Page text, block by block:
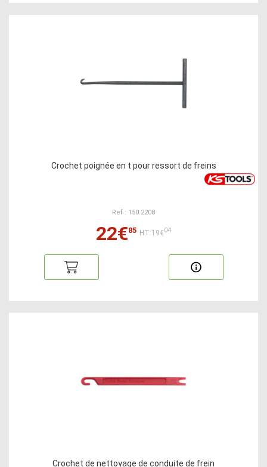
Crochet poignée en t pour ressort de freins
Ref : 150.2208
22€85 HT:19€04
Crochet de nettoyage de conduite de frein